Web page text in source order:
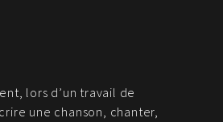
lors d’un travail de
une chanson, chanter,